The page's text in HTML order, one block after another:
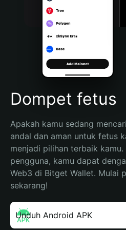
Português (Brasil)
Español (Argentina)
Dompet fetus
Apakah kamu sedang
andal dan aman untuk fetus
menjadi pilihan terbaik
pengguna, kamu dapat
Web3 di Bitget Wallet. Mulai
sekarang!
Unduh Android APK